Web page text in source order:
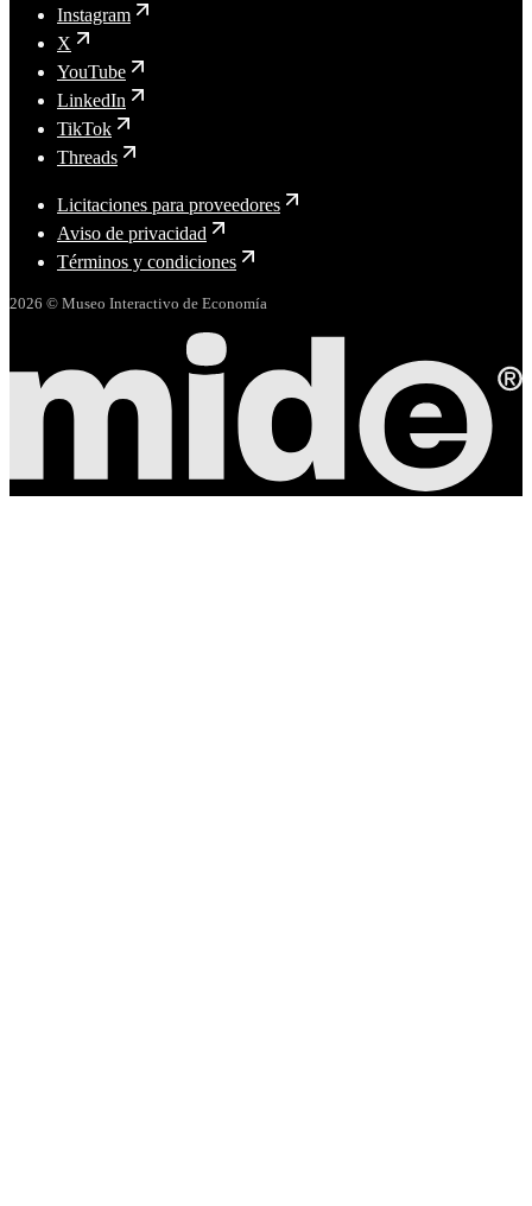
Instagram
X
YouTube
LinkedIn
TikTok
Threads
Licitaciones para proveedores
Aviso de privacidad
Términos y condiciones
2026 © Museo Interactivo de Economía